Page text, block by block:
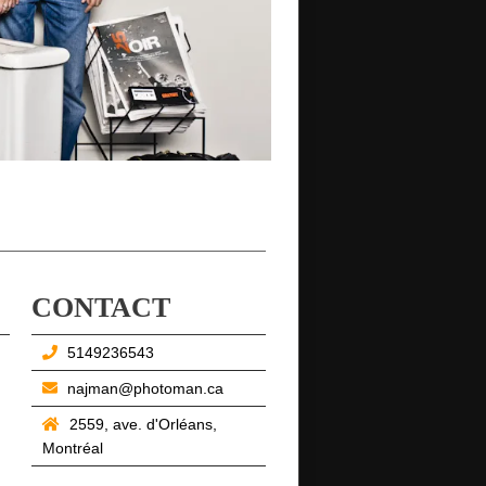
CONTACT
5149236543
najman@photoman.ca
2559, ave. d'Orléans,
Montréal